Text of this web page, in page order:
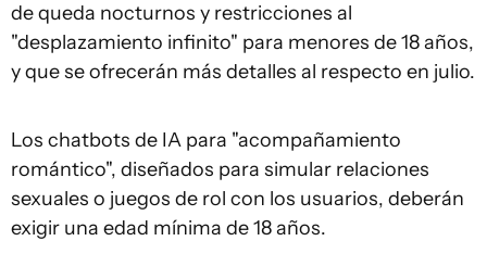
de queda nocturnos y restricciones al
"desplazamiento infinito" para menores de 18 años,
y que se ofrecerán más detalles al respecto en julio.
Los chatbots de IA para "acompañamiento
romántico", diseñados para simular relaciones
sexuales o juegos de rol con los usuarios, deberán
exigir una edad mínima de 18 años.